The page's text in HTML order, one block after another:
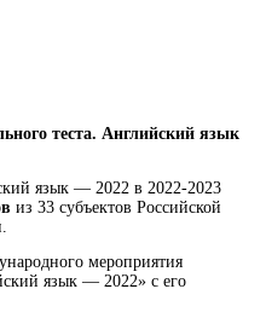
теста. Английский язык
язык — 2022 в 2022-2023
из 33 субъектов Российской
мероприятия
язык — 2022» с его